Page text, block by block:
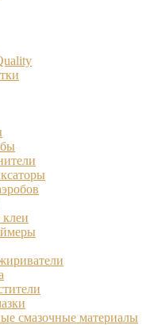
смазочные материалы